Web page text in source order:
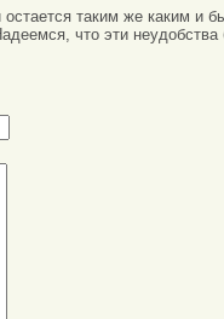
остается таким же каким
что эти